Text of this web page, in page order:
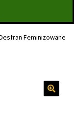
Feminizowane